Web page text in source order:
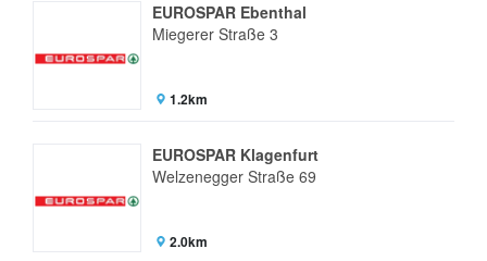
EUROSPAR Ebenthal
Miegerer Straße 3
1.2km
EUROSPAR Klagenfurt
Welzenegger Straße 69
2.0km